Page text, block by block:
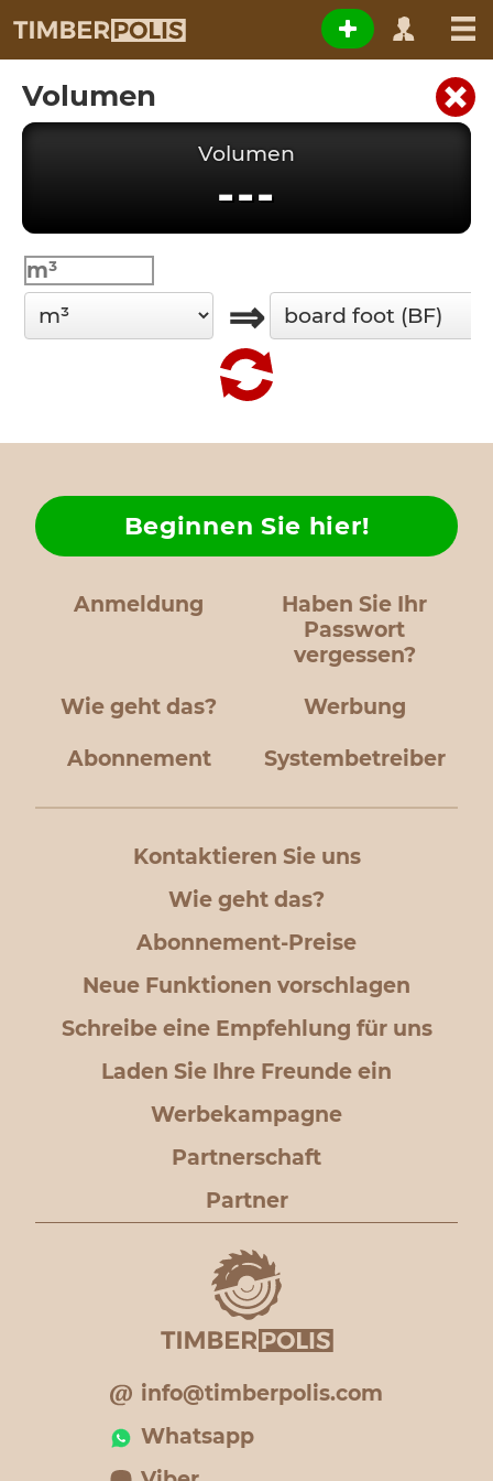
Volumen
Volumen
---
⇒
Anmeldung
Haben Sie Ihr
Passwort
vergessen?
Wie geht das?
Beginnen Sie hier!
Werbung
Abonnement Systembetreiber
Kontaktieren Sie uns
Wie geht das?
Abonnement-Preise
Neue Funktionen vorschlagen
Schreibe eine Empfehlung für uns
Laden Sie Ihre Freunde ein
Werbekampagne
Partnerschaft
Partner
info@timberpolis.com
Whatsapp